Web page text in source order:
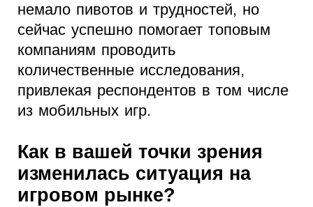
немало пивотов и трудностей, но
сейчас успешно помогает топовым
компаниям проводить
количественные исследования,
привлекая респондентов в том числе
из мобильных игр.
Как в вашей точки зрения
изменилась ситуация на
игровом рынке?